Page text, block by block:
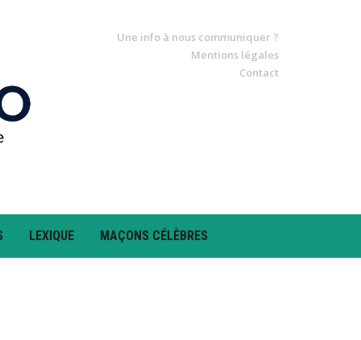
Une info à nous communiquer ?
Mentions légales
Contact
LEXIQUE MAÇONS CÉLÈBRES